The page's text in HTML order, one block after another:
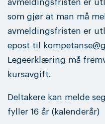
avmeldingsfristen er
som gjør at man må
avmeldingsfristen er
epost til
Legeerklæring må
kursavgift.
Deltakere kan melde
fyller 16 år (kalenderår)